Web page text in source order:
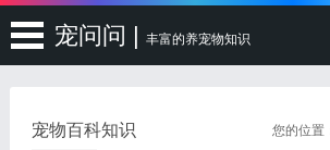
宠问问 | 丰富的养宠物知识
您的位置
宠物百科知识